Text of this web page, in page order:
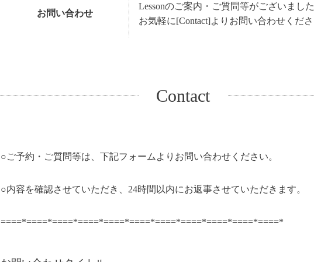
お問い合わせ
Lessonのご案内・ご質問等がございました
お気軽に[Contact]よりお問い合わせくださ
Contact
○ご予約・ご質問等は、下記フォームよりお問い合わせください。
○内容を確認させていただき、24時間以内にお返事させていただきます。
====*====*====*====*====*====*====*====*====*====*====*